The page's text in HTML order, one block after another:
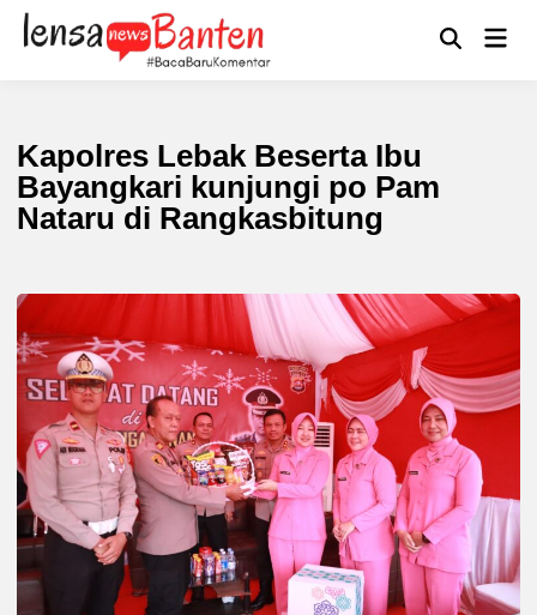
Skip
content
OpenMain
Kapolres Lebak Beserta Ibu
Bayangkari kunjungi po Pam
Nataru di Rangkasbitung